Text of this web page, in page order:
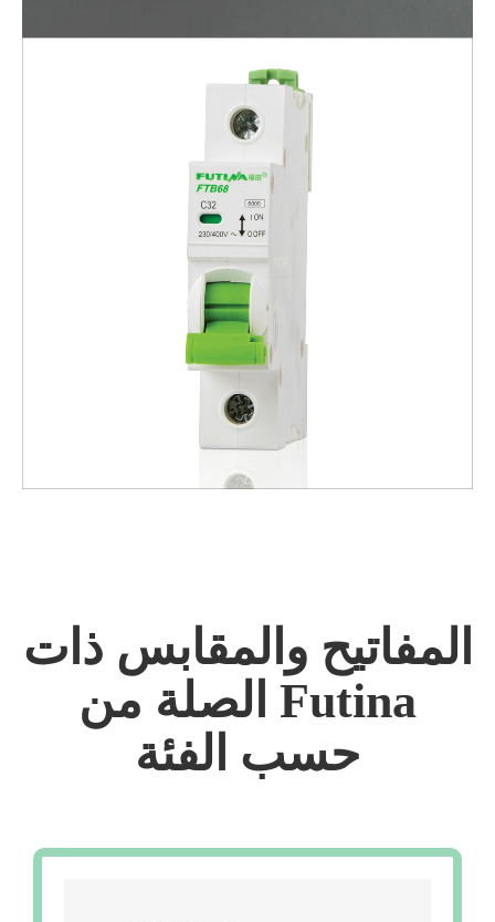
المفاتيح والمقابس ذات
الصلة من Futina
حسب الفئة